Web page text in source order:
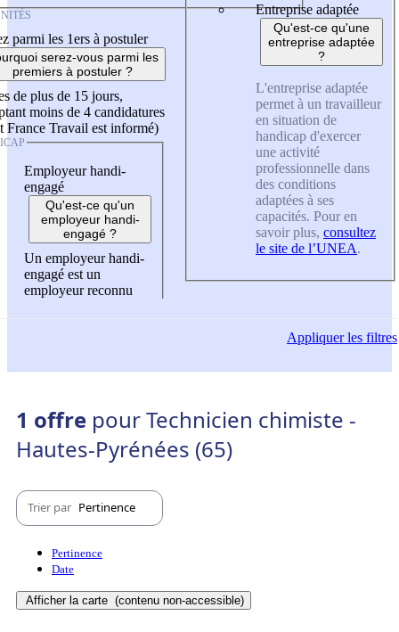
parmi les 1ers à postuler
serez-vous parmi les
premiers à postuler ?
de plus de 15 jours,
moins de 4 candidatures
France Travail est informé)
Employeur handi-
engagé
Qu'est-ce qu'un
employeur handi-
engagé ?
Un employeur handi-
engagé est un
employeur reconnu
Entreprise adaptée
Qu'est-ce qu'une
entreprise adaptée
?
L'entreprise adaptée
permet à un travailleur
en situation de
handicap d'exercer
une activité
professionnelle dans
des conditions
adaptées à ses
capacités. Pour en
savoir plus, consultez
le site de l’UNEA.
Appliquerles filtres
1 offre pour Technicien chimiste -
Hautes-Pyrénées (65)
Trier par Pertinence
Pertinence
Date
Afficher la carte (contenu non-accessible)